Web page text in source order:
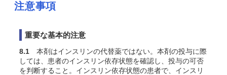
注意事項
重要な基本的注意
8.1 本剤はインスリンの代替薬ではない。本剤の投与に際
しては、患者のインスリン依存状態を確認し、投与の可否
を判断すること。インスリン依存状態の患者で、インスリ